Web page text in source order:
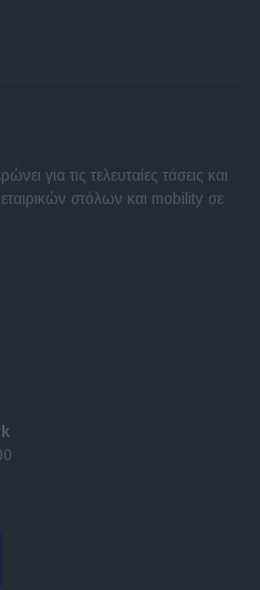
για τις τελευταίες τάσεις και
εταιρικών στόλων και mobility σε